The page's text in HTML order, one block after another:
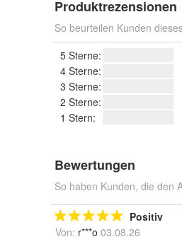
Produktrezensionen
So beurteilen Kunden
5 Sterne:
4 Sterne:
3 Sterne:
2 Sterne:
1 Stern:
Bewertungen
So haben Kunden, die den
Positiv
Von: r***o 03.08.26